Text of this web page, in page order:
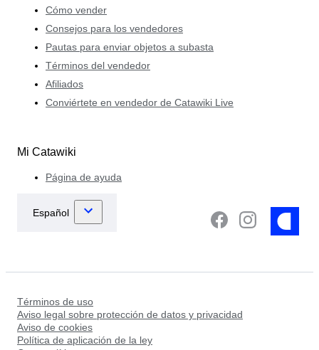
Cómo vender
Consejos para los vendedores
Pautas para enviar objetos a subasta
Términos del vendedor
Afiliados
Conviértete en vendedor de Catawiki Live
Mi Catawiki
Página de ayuda
Términos de uso
Aviso legal sobre protección de datos y privacidad
Aviso de cookies
Política de aplicación de la ley